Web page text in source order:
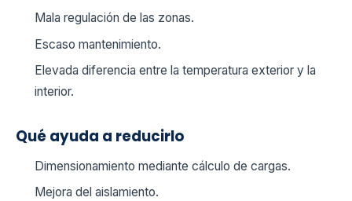
Mala regulación de las zonas.
Escaso mantenimiento.
Elevada diferencia entre la temperatura exterior y la
interior.
Qué ayuda a reducirlo
Dimensionamiento mediante cálculo de cargas.
Mejora del aislamiento.